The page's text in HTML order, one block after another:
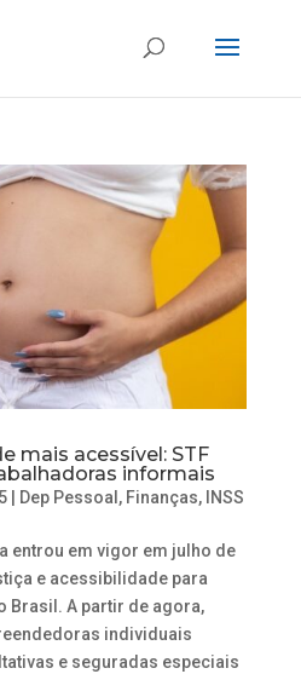
mais acessível: STF
informais
| Dep Pessoal, Finanças, INSS
entrou em vigor em julho de
e acessibilidade para
Brasil. A partir de agora,
individuais
e seguradas especiais